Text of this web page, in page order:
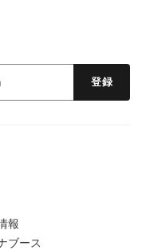
報
ブース
登録